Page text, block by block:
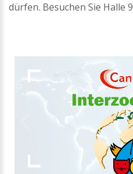
dürfen. Besuchen Sie Halle